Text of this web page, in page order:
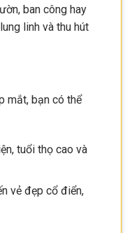
ban công hay
linh và thu hút
mắt, bạn có thể
tuổi thọ cao và
vẻ đẹp cổ điển,